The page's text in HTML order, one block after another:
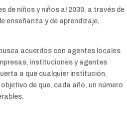
de niños y niños al 2030, a través de
enseñanza y de aprendizaje,
acuerdos con agentes locales
instituciones y agentes
a que cualquier institución,
de que, cada año, un número